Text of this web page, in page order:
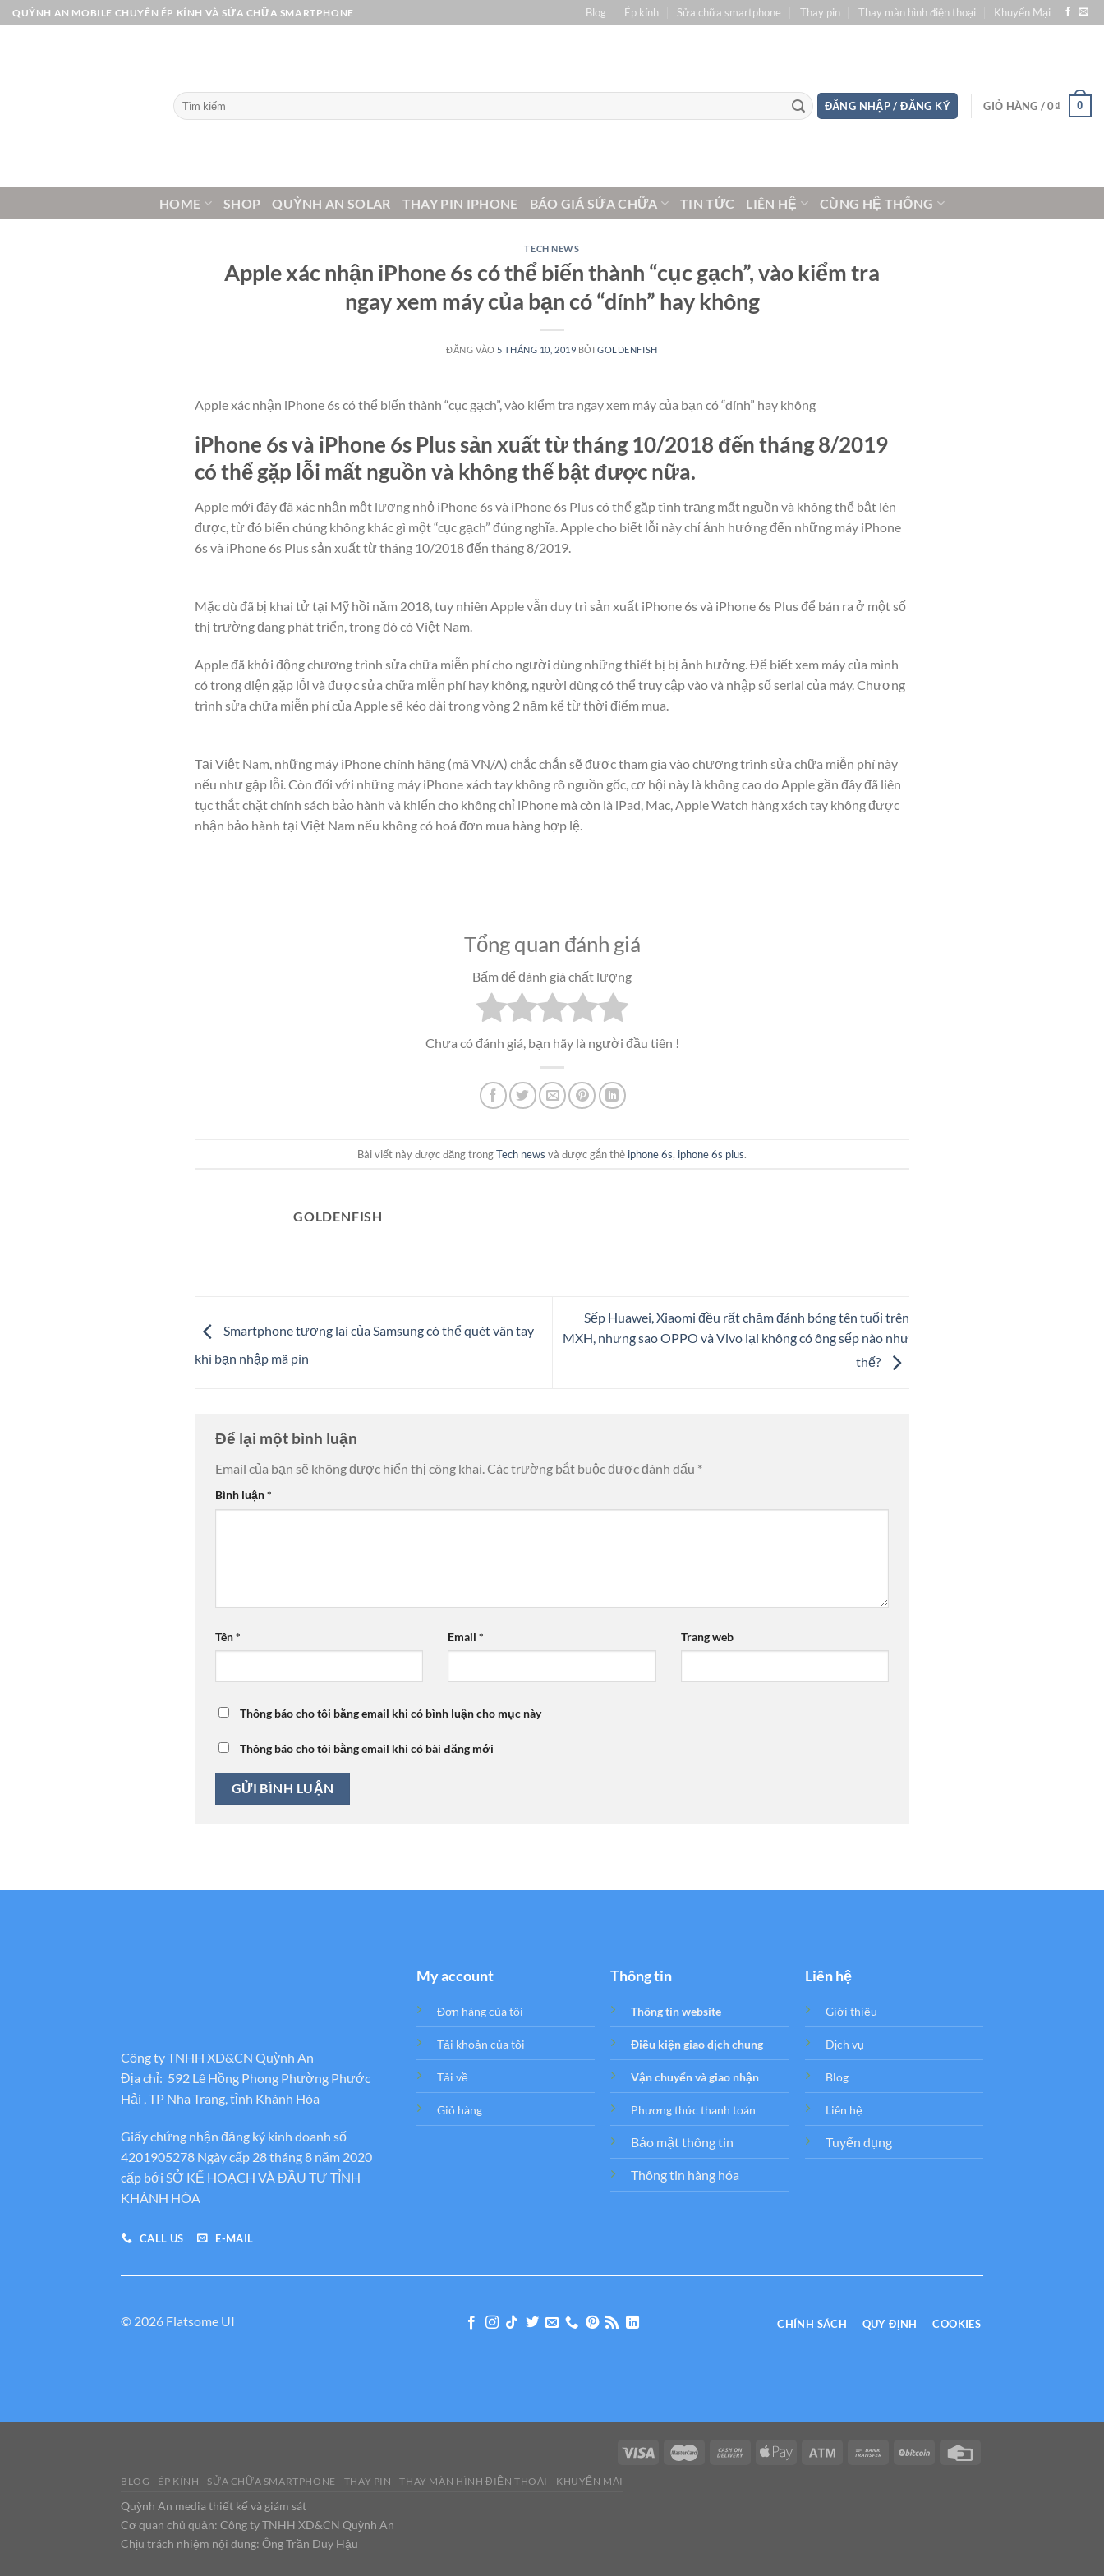
Bỏ
qua
QUỲNH AN MOBILE CHUYÊN ÉP KÍNH VÀ SỬA CHỮA SMARTPHONE Blog Ép kính Sửa chữa smartphone Thay pin Thay màn hình điện thoại Khuyến Mại
Tìm
kiếm:
ĐĂNG NHẬP / ĐĂNG KÝ GIỎ HÀNG /0₫ 0
HOME SHOP QUỲNH AN SOLAR THAY PIN IPHONE BÁO GIÁ SỬA CHỮA TIN TỨC LIÊN HỆ CÙNG HỆ THỐNG
TECH NEWS
Apple xác nhận iPhone 6s có thể biến thành “cục gạch”, vào kiểm tra
ngay xem máy của bạn có “dính” hay không
ĐĂNG VÀO 5 THÁNG 10, 2019 BỞIGOLDENFISH
Apple xác nhận iPhone 6s có thể biến thành “cục gạch”, vào kiểm tra ngay xem máy của bạn có “dính” hay không
iPhone 6s và iPhone 6s Plus sản xuất từ tháng 10/2018 đến tháng 8/2019
có thể gặp lỗi mất nguồn và không thể bật được nữa.
Apple mới đây đã xác nhận một lượng nhỏ iPhone 6s và iPhone 6s Plus có thể gặp tình trạng mất nguồn và không thể bật lên
được, từ đó biến chúng không khác gì một “cục gạch” đúng nghĩa. Apple cho biết lỗi này chỉ ảnh hưởng đến những máy iPhone
6s và iPhone 6s Plus sản xuất từ tháng 10/2018 đến tháng 8/2019.
Mặc dù đã bị khai tử tại Mỹ hồi năm 2018, tuy nhiên Apple vẫn duy trì sản xuất iPhone 6s và iPhone 6s Plus để bán ra ở một số
thị trường đang phát triển, trong đó có Việt Nam.
Apple đã khởi động chương trình sửa chữa miễn phí cho người dùng những thiết bị bị ảnh hưởng. Để biết xem máy của mình
có trong diện gặp lỗi và được sửa chữa miễn phí hay không, người dùng có thể truy cập vào và nhập số serial của máy. Chương
trình sửa chữa miễn phí của Apple sẽ kéo dài trong vòng 2 năm kể từ thời điểm mua.
Tại Việt Nam, những máy iPhone chính hãng (mã VN/A) chắc chắn sẽ được tham gia vào chương trình sửa chữa miễn phí này
nếu như gặp lỗi. Còn đối với những máy iPhone xách tay không rõ nguồn gốc, cơ hội này là không cao do Apple gần đây đã liên
tục thắt chặt chính sách bảo hành và khiến cho không chỉ iPhone mà còn là iPad, Mac, Apple Watch hàng xách tay không được
nhận bảo hành tại Việt Nam nếu không có hoá đơn mua hàng hợp lệ.
Tổng quan đánh giá
Bấm để đánh giá chất lượng
Chưa có đánh giá, bạn hãy là người đầu tiên !
Bài viết này được đăng trongTech news và được gắn thẻ iphone 6s, iphone 6s plus.
GOLDENFISH
Smartphone tương lai của Samsung có thể quét vân tay
khi bạn nhập mã pin
Sếp Huawei, Xiaomi đều rất chăm đánh bóng tên tuổi trên
MXH, nhưng sao OPPO và Vivo lại không có ông sếp nào như
thế?
Để lại một bình luận
Email của bạn sẽ không được hiển thị công khai.Các trường bắt buộc được đánh dấu *
Bình luận*
Tên* Email* Trang web
Thông báo cho tôi bằng email khi có bình luận cho mục này
Thông báo cho tôi bằng email khi có bài đăng mới
Công ty TNHH XD&CN Quỳnh An
Địa chỉ: 592 Lê Hồng Phong Phường Phước
Hải , TP Nha Trang, tỉnh Khánh Hòa
Giấy chứng nhận đăng ký kinh doanh số
4201905278 Ngày cấp 28 tháng 8 năm 2020
cấp bới SỞ KẾ HOẠCH VÀ ĐẦU TƯ TỈNH
KHÁNH HÒA
CALL US E-MAIL
My account
Đơn hàng của tôi
Tải khoản của tôi
Tải về
Giỏ hàng
Thông tin
Thông tin website
Điều kiện giao dịch chung
Vận chuyển và giao nhận
Phương thức thanh toán
Bảo mật thông tin
Thông tin hàng hóa
Liên hệ
Giới thiệu
Dịch vụ
Blog
Liên hệ
Tuyển dụng
© 2026 Flatsome UI CHÍNH SÁCH QUY ĐỊNH COOKIES
BLOG ÉP KÍNH SỬA CHỮA SMARTPHONE THAY PIN THAY MÀN HÌNH ĐIỆN THOẠI KHUYẾN MẠI
Quỳnh An media thiết kế và giám sát
Cơ quan chủ quản: Công ty TNHH XD&CN Quỳnh An
Chịu trách nhiệm nội dung: Ông Trần Duy Hậu